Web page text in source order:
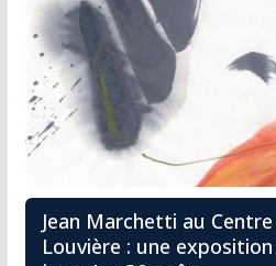
Jean Marchetti au
Louvière : une